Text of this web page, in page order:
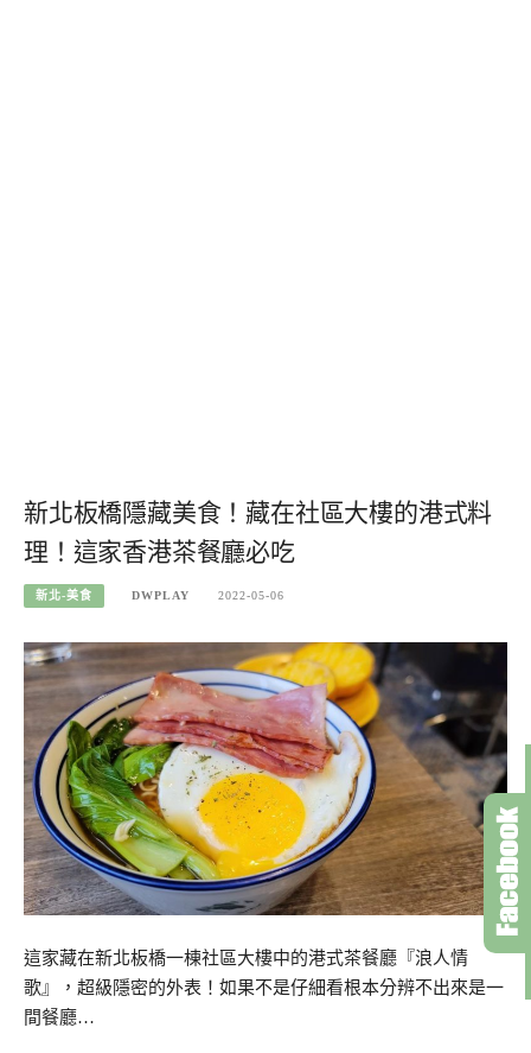
新北板橋隱藏美食！藏在社區大樓的港式料
理！這家香港茶餐廳必吃
新北-美食 DWPLAY 2022-05-06
這家藏在新北板橋一棟社區大樓中的港式茶餐廳『浪人情
歌』，超級隱密的外表！如果不是仔細看根本分辨不出來是一
間餐廳…